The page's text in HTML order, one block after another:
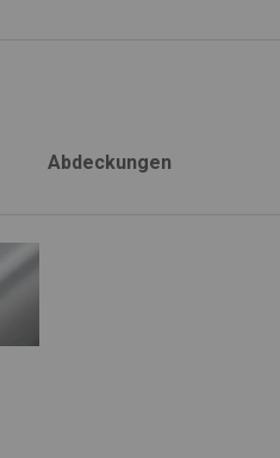
Abdeckungen